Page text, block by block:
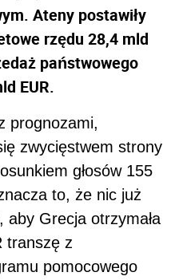
Ateny postawiły
rzędu 28,4 mld
państwowego
EUR.
prognozami,
zwycięstwem strony
głosów 155
to, że nic już
aby Grecja otrzymała
transzę z
pomocowego